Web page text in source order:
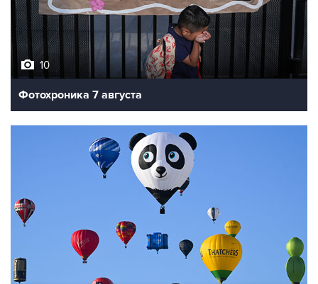
10
Фотохроника 7 августа